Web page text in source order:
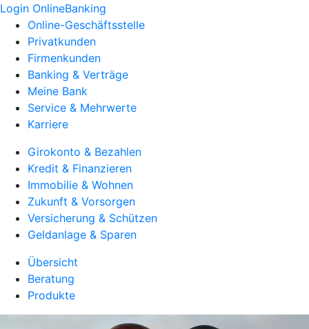
Login OnlineBanking
Online-Geschäftsstelle
Privatkunden
Firmenkunden
Banking & Verträge
Meine Bank
Service & Mehrwerte
Karriere
Girokonto & Bezahlen
Kredit & Finanzieren
Immobilie & Wohnen
Zukunft & Vorsorgen
Versicherung & Schützen
Geldanlage & Sparen
Übersicht
Beratung
Produkte